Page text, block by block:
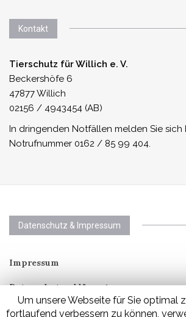
Kontakt
Tierschutz für Willich e. V.
Beckershöfe 6
47877 Willich
02156 / 4943454 (AB)
In dringenden Notfällen melden Sie
Notrufnummer 0162 / 85 99 404.
Datenschutz & Impressum
Impressum
Datenschutzerklärung
Um unsere Webseite für Sie optimal
fortlaufend verbessern zu können,